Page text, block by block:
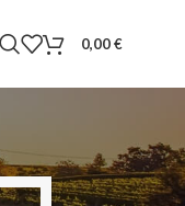
0,00€